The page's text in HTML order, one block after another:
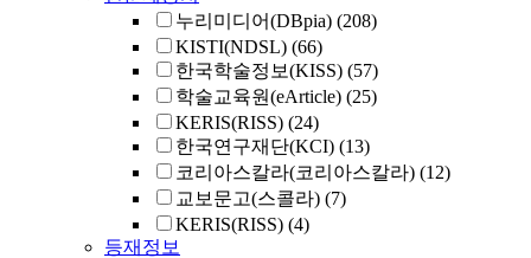
누리미디어(DBpia) (208)
KISTI(NDSL) (66)
한국학술정보(KISS) (57)
학술교육원(eArticle) (25)
KERIS(RISS) (24)
한국연구재단(KCI) (13)
코리아스칼라(코리아스칼라) (12)
교보문고(스콜라) (7)
KERIS(RISS) (4)
등재정보